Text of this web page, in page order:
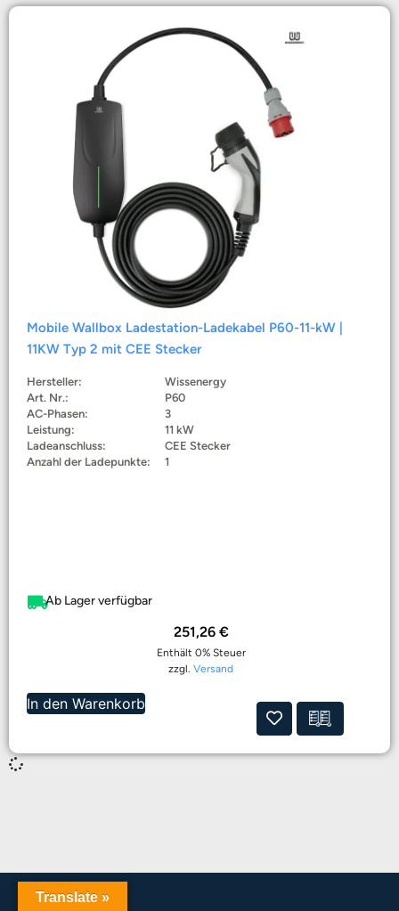
Mobile Wallbox Ladestation-Ladekabel P60-11-kW |
11KW Typ 2 mit CEE Stecker
Hersteller:
Wissenergy
Art. Nr.:
P60
AC-Phasen:
3
Leistung:
11 kW
Ladeanschluss:
CEE Stecker
Anzahl der Ladepunkte:
1
Ab Lager verfügbar
251,26 €
Enthält 0% Steuer
zzgl. Versand
In den Warenkorb
Translate »